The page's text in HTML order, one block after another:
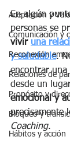
Aceptación y
Comunicación y
Reconexión
Relaciones de
Propósito y
Bloqueo y
Hábitos y acción
En algún
personas se
vivir una
y saludable.
encontrar una
desde un
emocional y
precisamente
Coaching.